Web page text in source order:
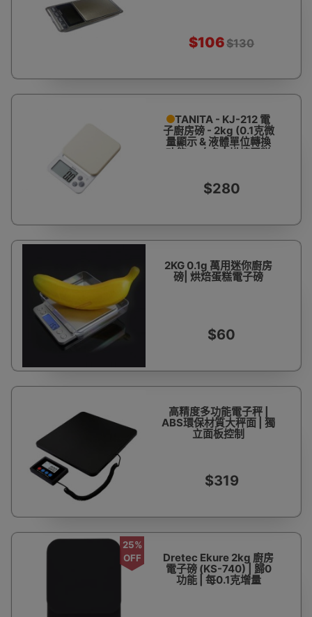
$106$130
TANITA - KJ-212 電
子廚房磅 - 2kg (0.1克微
量顯示 & 液體單位轉換
功能) - 白色 | 烘焙蛋糕
$280
2KG 0.1g 萬用迷你廚房
磅| 烘焙蛋糕電子磅
$60
高精度多功能電子秤 |
ABS環保材質大秤面 | 獨
立面板控制
$319
25%
OFF
Dretec Ekure 2kg 廚房
電子磅 (KS-740) | 歸0
功能 | 每0.1克增量